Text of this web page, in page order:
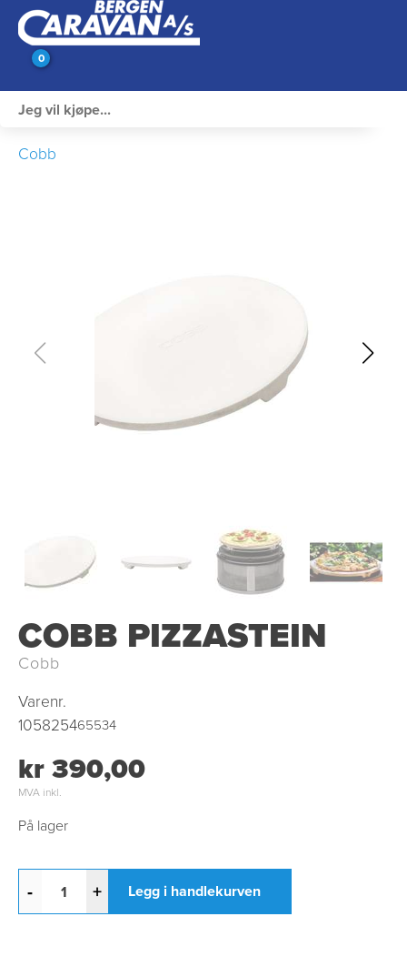
0
Rengjøring & Vedlikehold
Bil, vogn & henger
Cobb
COBB PIZZASTEIN
Cobb
Varenr.
105825465534
kr 390,00
MVA inkl.
På lager
- + Legg i handlekurven